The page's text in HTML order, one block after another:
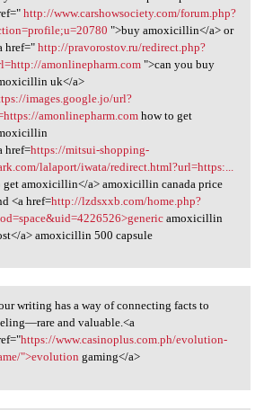
amoxicillin online
http://www.carshowsociety.com/forum.php?
">buy amoxicillin</a> or
href=" http://pravorostov.ru/redirect.php?
amonlinepharm.com">can you buy
uk</a>
images.google.jo/url?
amonlinepharm.comhow to get
href=https://mitsui-shopping-
lalaport/iwata/redirect.html?url=https:...
get amoxicillin</a> amoxicillin canada price
<a href=http://lzdsxxb.com/home.php?
amoxicillin
a> amoxicillin 500 capsule
writing has a way of
writing has a way of connecting facts to
and valuable.<a
https://www.casinoplus.com.ph/evolution-
">evolution gaming</a>